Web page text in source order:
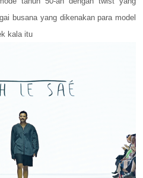
busana yang dikenakan para model
kala itu